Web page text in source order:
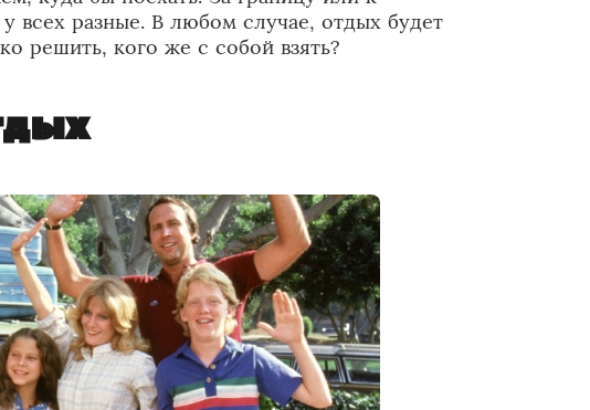
всех разные. В любом случае, отдых будет
решить, кого же с собой взять?